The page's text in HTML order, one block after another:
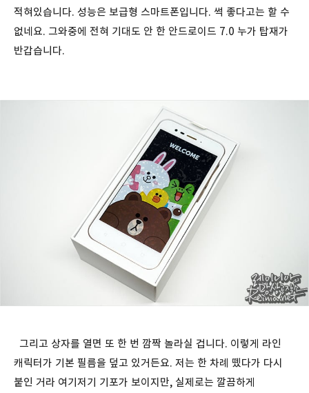
적혀있습니다. 성능은 보급형 스마트폰입니다. 썩 좋다고는 할 수
없네요. 그와중에 전혀 기대도 안 한 안드로이드 7.0 누가 탑재가
반갑습니다.
그리고 상자를 열면 또 한 번 깜짝 놀라실 겁니다. 이렇게 라인
캐릭터가 기본 필름을 덮고 있거든요. 저는 한 차례 뗐다가 다시
붙인 거라 여기저기 기포가 보이지만, 실제로는 깔끔하게